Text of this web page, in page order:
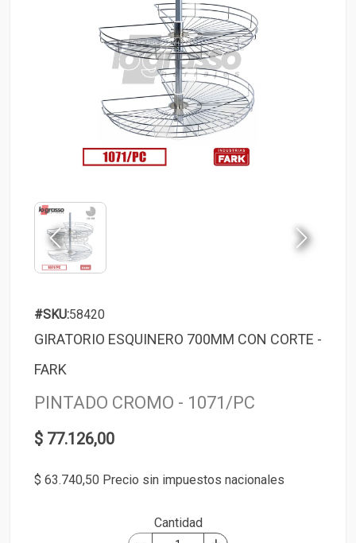
#SKU:58420
GIRATORIO ESQUINERO 700MM CON CORTE -
FARK
PINTADO CROMO - 1071/PC
$ 77.126,00
$ 63.740,50 Precio sin impuestos nacionales
Cantidad